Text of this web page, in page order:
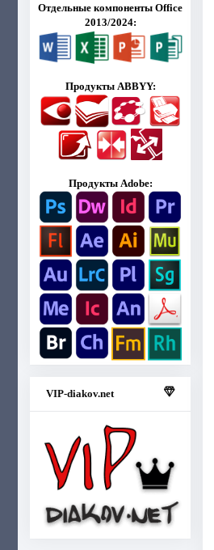
Отдельные компоненты Office
2013/2024:
Продукты ABBYY:
Продукты Adobe:
VIP-diakov.net